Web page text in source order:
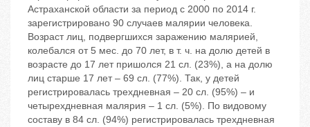
Астраханской области за период с 2000 по 2014 г.
зарегистрировано 90 случаев малярии человека.
Возраст лиц, подвергшихся заражению малярией,
колебался от 5 мес. до 70 лет, в т. ч. на долю детей в
возрасте до 17 лет пришолся 21 сл. (23%), а на долю
лиц старше 17 лет – 69 сл. (77%). Так, у детей
регистрировалась трехдневная – 20 сл. (95%) – и
четырехдневная малярия – 1 сл. (5%). По видовому
составу в 84 сл. (94%) регистрировалась трехдневная